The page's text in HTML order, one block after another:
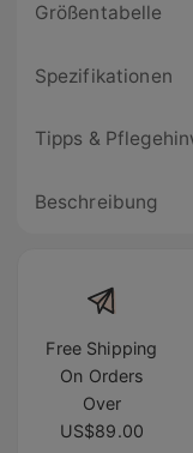
Größentabelle
Spezifikationen
Tipps &
Beschreibung
Free Shipping
On Orders
Over
US$89.00